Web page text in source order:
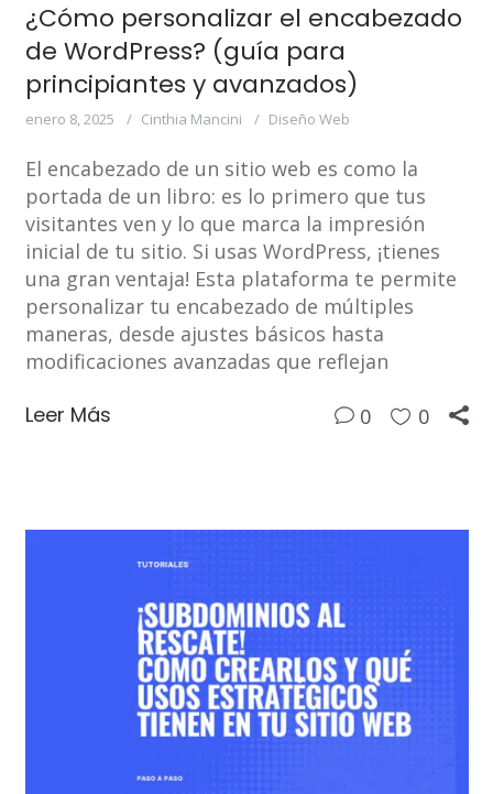
¿Cómo personalizar el encabezado
de WordPress? (guía para
principiantes y avanzados)
enero 8, 2025 Cinthia Mancini Diseño Web
El encabezado de un sitio web es como la
portada de un libro: es lo primero que tus
visitantes ven y lo que marca la impresión
inicial de tu sitio. Si usas WordPress, ¡tienes
una gran ventaja! Esta plataforma te permite
personalizar tu encabezado de múltiples
maneras, desde ajustes básicos hasta
modificaciones avanzadas que reflejan
Leer Más 0 0